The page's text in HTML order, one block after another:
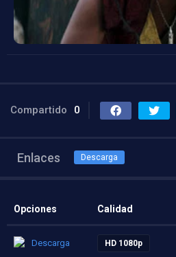
Compartido 0
Enlaces Descarga
Opciones Calidad
Descarga HD 1080p